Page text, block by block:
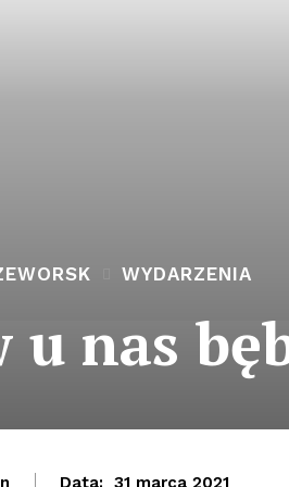
WYDARZENIA
u nas
Data: 31 marca 2021